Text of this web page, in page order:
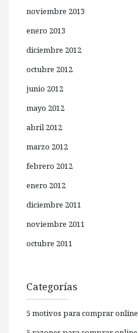
noviembre 2013
enero 2013
diciembre 2012
octubre 2012
junio 2012
mayo 2012
abril 2012
marzo 2012
febrero 2012
enero 2012
diciembre 2011
noviembre 2011
octubre 2011
Categorías
5 motivos para comprar online